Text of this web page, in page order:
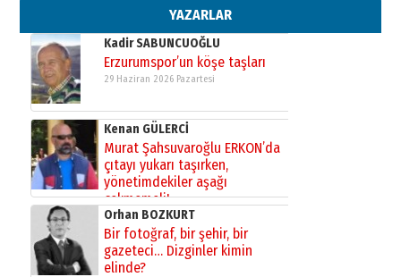
YAZARLAR
02 Ağustos 2026 Pazar
Kadir SABUNCUOĞLU
Erzurumspor’un köşe taşları
29 Haziran 2026 Pazartesi
Kenan GÜLERCİ
Murat Şahsuvaroğlu ERKON’da
çıtayı yukarı taşırken,
yönetimdekiler aşağı
çekmemeli!
17 Şubat 2026 SalıOrhan BOZKURT
Bir fotoğraf, bir şehir, bir
gazeteci… Dizginler kimin
elinde?